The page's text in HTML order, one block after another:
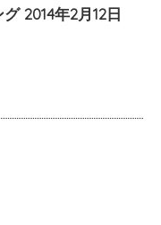
2014年2月12日